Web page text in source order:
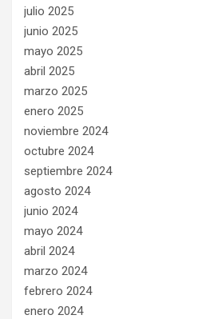
julio 2025
junio 2025
mayo 2025
abril 2025
marzo 2025
enero 2025
noviembre 2024
octubre 2024
septiembre 2024
agosto 2024
junio 2024
mayo 2024
abril 2024
marzo 2024
febrero 2024
enero 2024